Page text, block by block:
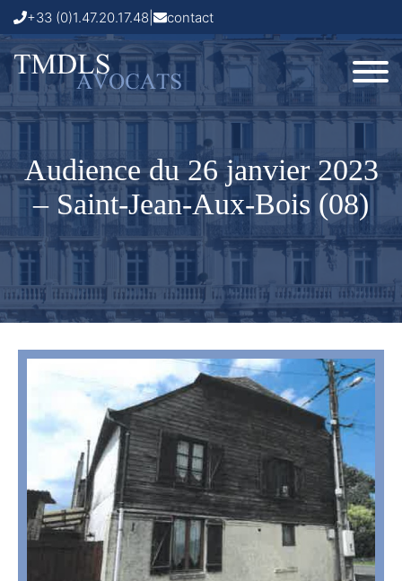
+33 (0)1.47.20.17.48 contact
Audience du 26 janvier 2023
– Saint-Jean-Aux-Bois (08)